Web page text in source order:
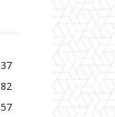
82
57